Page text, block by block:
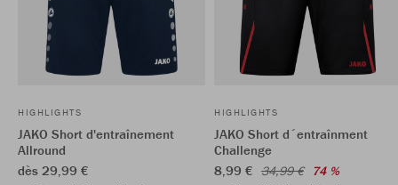
HIGHLIGHTS
JAKO Short d'entraînement
Allround
dès 29,99 €
HIGHLIGHTS
JAKO Short d´entraînment
Challenge
8,99 € 34,99 € 74 %